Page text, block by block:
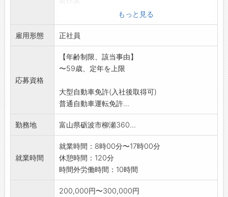
・持ち込み商品の荷降ろし、計量作業
・4t、10tトラックでの運搬業務(主に富山県内)
・ユニックやHIABを操作して行う収集業務
・未経験、無資格の方は補助作業から行ってい
ただきます。
【業務の変
もっと見る
雇用形態 正社員
応募資格
【年齢制限、該当事由】
〜59歳、定年を上限
大型自動車免許(入社後取得可)
普通自動車運転免許...
勤務地 富山県砺波市柳瀬360...
就業時間
就業時間：8時00分〜17時00分
休憩時間：120分
時間外労働時間：10時間
200,000円〜300,000円